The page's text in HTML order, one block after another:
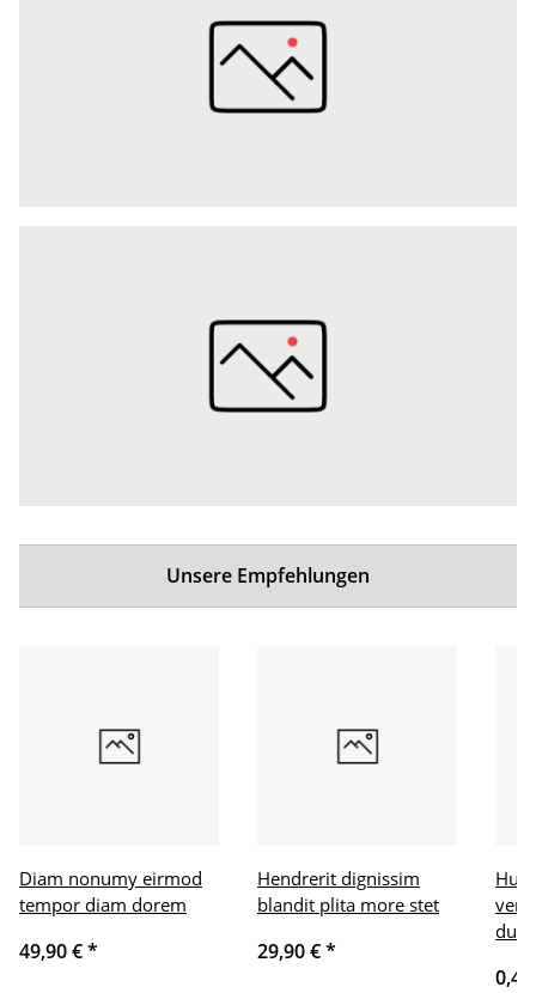
Unsere Empfehlungen
Diam nonumy eirmod
tempor diam dorem
49,90 €*
Hendrerit dignissim
blandit plita more stet
29,90 €*